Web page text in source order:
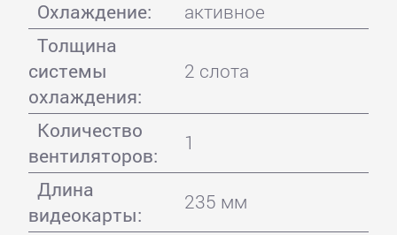
Охлаждение:
активное
Толщина
системы
охлаждения:
2 слота
Количество
вентиляторов:
1
Длина
видеокарты:
235 мм